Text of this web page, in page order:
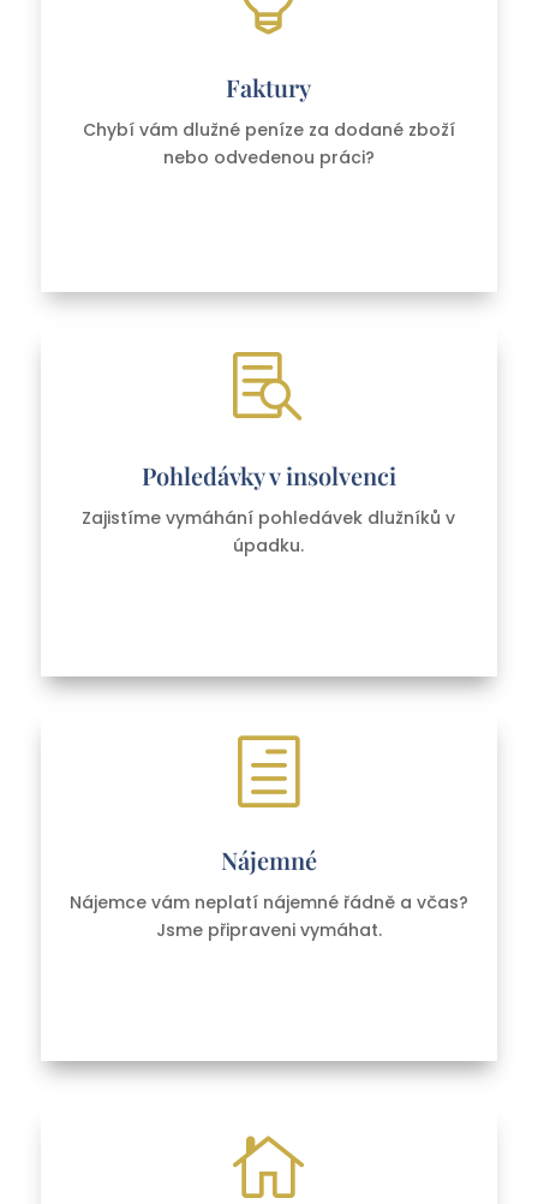
Faktury
Chybí vám dlužné peníze za dodané zboží
nebo odvedenou práci?

Pohledávky v insolvenci
Zajistíme vymáhání pohledávek dlužníků v
úpadku.
h
Nájemné
Nájemce vám neplatí nájemné řádně a včas?
Jsme připraveni vymáhat.
